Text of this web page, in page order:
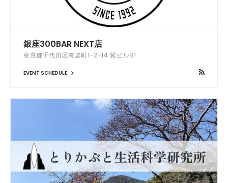
銀座300BAR NEXT店
東京都千代田区有楽町1-2-14 紫ビルB1
EVENT SCHEDULE